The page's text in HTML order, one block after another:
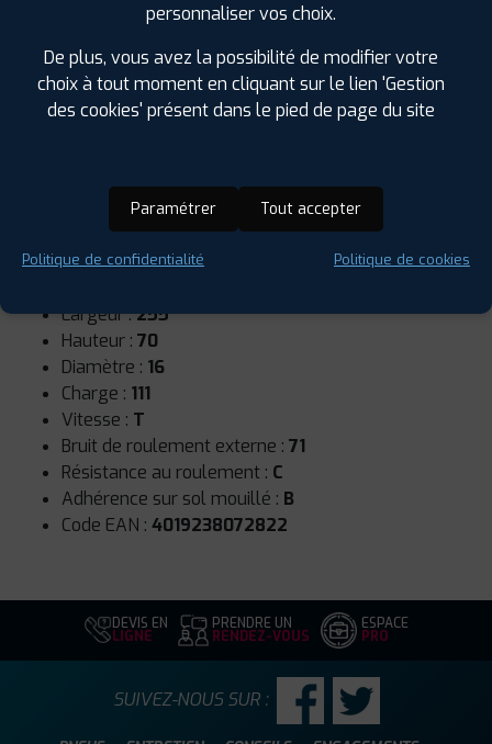
Saison :Hiver
Largeur :255
Hauteur : 70
Diamètre : 16
Charge : 111
Vitesse : T
Bruit de roulement externe : 71
Résistance au roulement : C
Adhérence sur sol mouillé : B
Code EAN : 4019238072822
DEVIS EN
LIGNE
PRENDRE UN
RENDEZ-VOUS
ESPACE
PRO
SUIVEZ-NOUS SUR :
personnaliser vos choix.
De plus, vous avez la possibilité de modifier votre
choix à tout moment en cliquant sur le lien 'Gestion
des cookies' présent dans le pied de page du site
Paramétrer Tout accepter
Politique de confidentialité Politique de cookies